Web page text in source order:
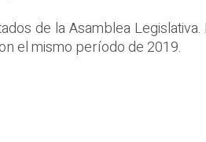
de la Asamblea
el mismo período de 2019.